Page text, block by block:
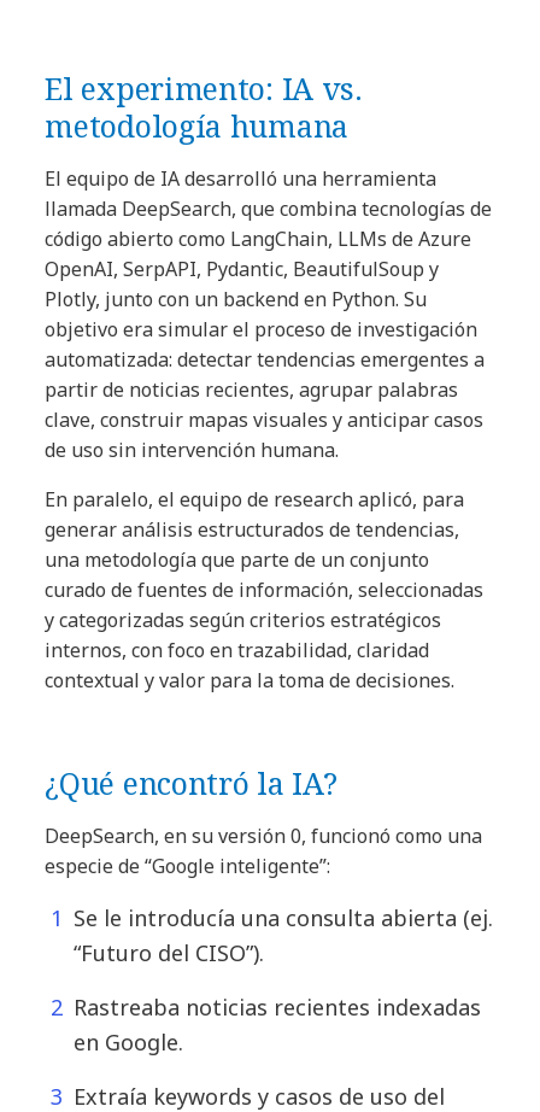
El experimento: IA vs.
metodología humana
El equipo de IA desarrolló una herramienta
llamada DeepSearch, que combina tecnologías de
código abierto como LangChain, LLMs de Azure
OpenAI, SerpAPI, Pydantic, BeautifulSoup y
Plotly, junto con un backend en Python. Su
objetivo era simular el proceso de investigación
automatizada: detectar tendencias emergentes a
partir de noticias recientes, agrupar palabras
clave, construir mapas visuales y anticipar casos
de uso sin intervención humana.
En paralelo, el equipo de research aplicó, para
generar análisis estructurados de tendencias,
una metodología que parte de un conjunto
curado de fuentes de información, seleccionadas
y categorizadas según criterios estratégicos
internos, con foco en trazabilidad, claridad
contextual y valor para la toma de decisiones.
¿Qué encontró la IA?
DeepSearch, en su versión 0, funcionó como una
especie de “Google inteligente”:
Se le introducía una consulta abierta (ej.
“Futuro del CISO”).
Rastreaba noticias recientes indexadas
en Google.
Extraía keywords y casos de uso del